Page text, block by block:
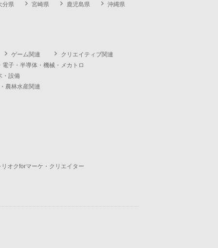
分県 宮崎県 鹿児島県
沖縄県
ゲーム関連
クリエイティブ関連
電子・半導体・機械・メカトロ
・設備
農林水産関連
リオクforマーケ・クリエイター